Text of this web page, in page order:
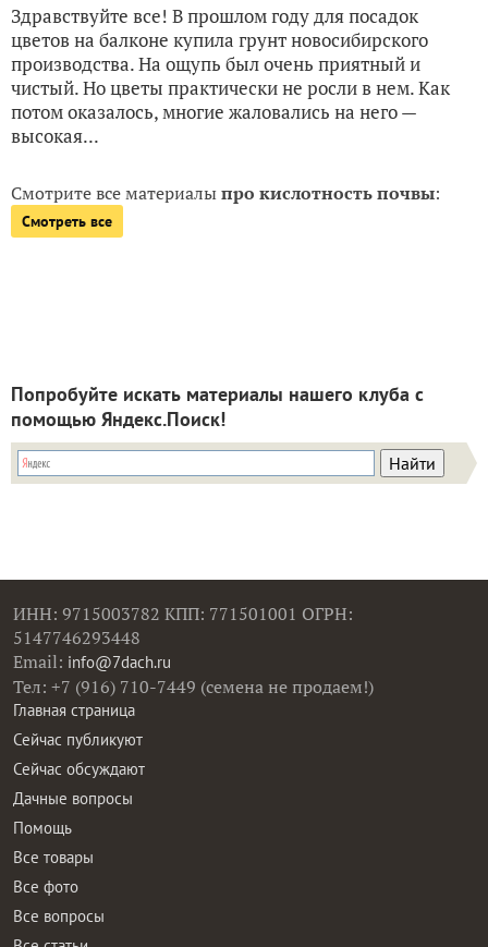
Здравствуйте все! В прошлом году для посадок
цветов на балконе купила грунт новосибирского
производства. На ощупь был очень приятный и
чистый. Но цветы практически не росли в нем. Как
потом оказалось, многие жаловались на него —
высокая...
Смотрите все материалыпро кислотность почвы:
Смотреть все
Попробуйте искать материалы нашего клуба с
помощью Яндекс.Поиск!
ИНН: 9715003782 КПП: 771501001 ОГРН:
5147746293448
Email: info@7dach.ru
Тел: +7 (916) 710-7449 (семена не продаем!)
Главная страница
Сейчас публикуют
Сейчас обсуждают
Дачные вопросы
Помощь
Все товары
Все фото
Все вопросы